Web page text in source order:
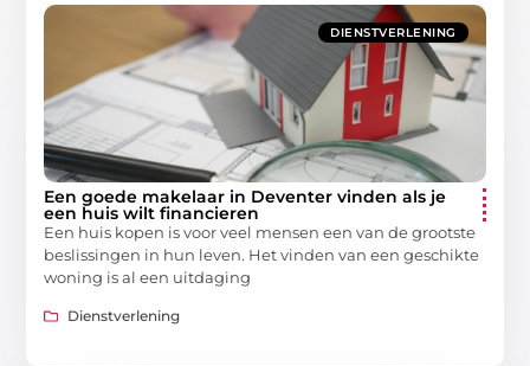
DIENSTVERLENING
Een goede makelaar in Deventer vinden als je
een huis wilt financieren
Een huis kopen is voor veel mensen een van de grootste
beslissingen in hun leven. Het vinden van een geschikte
woning is al een uitdaging
Dienstverlening